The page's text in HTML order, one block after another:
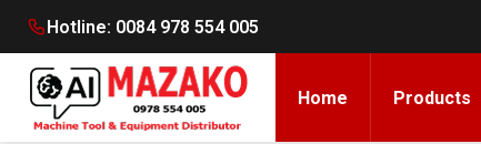
Hotline: 0084 978 554 005
Home Products